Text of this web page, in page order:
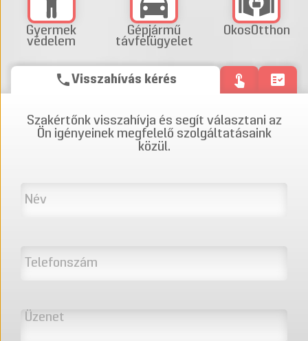
Gyermek
védelem
Gépjármű
távfelügyelet
OkosOtthon
phoneVisszahívás kérés touch_app fact_check
Szakértőnk visszahívja és segít választani az
Ön igényeinek megfelelő szolgáltatásaink
közül.